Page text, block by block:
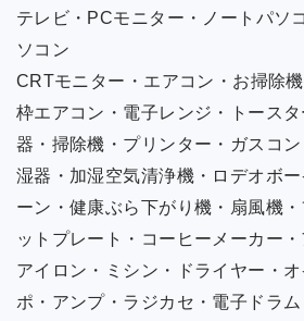
テレビ・PCモニター・ノートパソ
ソコン
CRTモニター・エアコン・お掃除
枠エアコン・電子レンジ・トース
器・掃除機・プリンター・ガスコ
湿器・加湿空気清浄機・ロデオボ
ーン・健康ぶら下がり機・扇風機
ットプレート・コーヒーメーカー
アイロン・ミシン・ドライヤー・
ポ・アンプ・ラジカセ・電子ドラ